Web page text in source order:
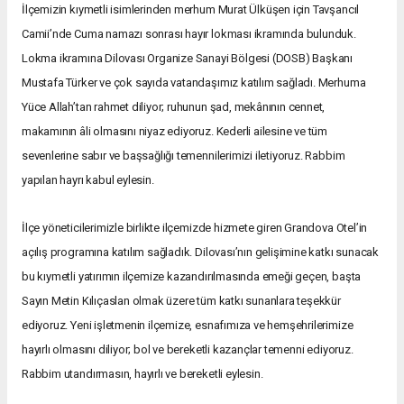
İlçemizin kıymetli isimlerinden merhum Murat Ülküşen için Tavşancıl
Camii’nde Cuma namazı sonrası hayır lokması ikramında bulunduk.
Lokma ikramına Dilovası Organize Sanayi Bölgesi (DOSB) Başkanı
Mustafa Türker ve çok sayıda vatandaşımız katılım sağladı. Merhuma
Yüce Allah’tan rahmet diliyor; ruhunun şad, mekânının cennet,
makamının âli olmasını niyaz ediyoruz. Kederli ailesine ve tüm
sevenlerine sabır ve başsağlığı temennilerimizi iletiyoruz. Rabbim
yapılan hayrı kabul eylesin.
İlçe yöneticilerimizle birlikte ilçemizde hizmete giren Grandova Otel’in
açılış programına katılım sağladık. Dilovası’nın gelişimine katkı sunacak
bu kıymetli yatırımın ilçemize kazandırılmasında emeği geçen, başta
Sayın Metin Kılıçaslan olmak üzere tüm katkı sunanlara teşekkür
ediyoruz. Yeni işletmenin ilçemize, esnafımıza ve hemşehrilerimize
hayırlı olmasını diliyor; bol ve bereketli kazançlar temenni ediyoruz.
Rabbim utandırmasın, hayırlı ve bereketli eylesin.